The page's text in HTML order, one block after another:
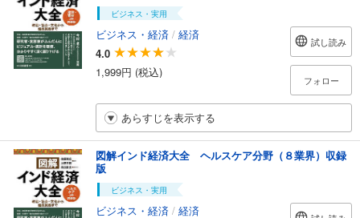
ビジネス・実用
ビジネス・経済 / 経済
4.0
1,999円 (税込)
試し読み
フォロー
あらすじを表示する
図解インド経済大全 ヘルスケア分野（８業界）収録
版
ビジネス・実用
ビジネス・経済 / 経済